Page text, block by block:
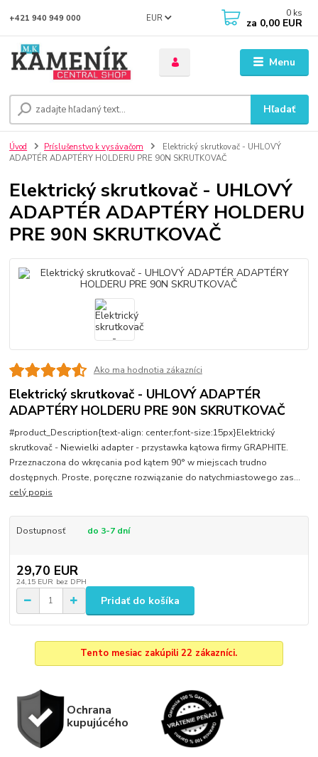
Menu
EUR
Hľadať
+421 940 949 000 0 ks
za 0,00 EUR
Úvod Príslušenstvo k vysávačom
Elektrický skrutkovač - UHLOVÝ
ADAPTÉR ADAPTÉRY HOLDERU PRE 90N SKRUTKOVAČ
Elektrický skrutkovač - UHLOVÝ
ADAPTÉR ADAPTÉRY HOLDERU
PRE 90N SKRUTKOVAČ
Ako ma hodnotia zákazníci
Elektrický skrutkovač - UHLOVÝ ADAPTÉR
ADAPTÉRY HOLDERU PRE 90N SKRUTKOVAČ
#product_Description{text-align: center;font-size:15px}Elektrický
skrutkovač - Niewielki adapter - przystawka kątowa firmy GRAPHITE.
Przeznaczona do wkręcania pod kątem 90° w miejscach trudno
dostępnych. Proste, poręczne rozwiązanie do natychmiastowego zas...
celý popis
Dostupnosť do 3-7 dní
29,70 EUR
24,15 EUR bez DPH
Pridať do košíka
Tento mesiac zakúpili 22 zákazníci.
Ochrana
kupujúcého